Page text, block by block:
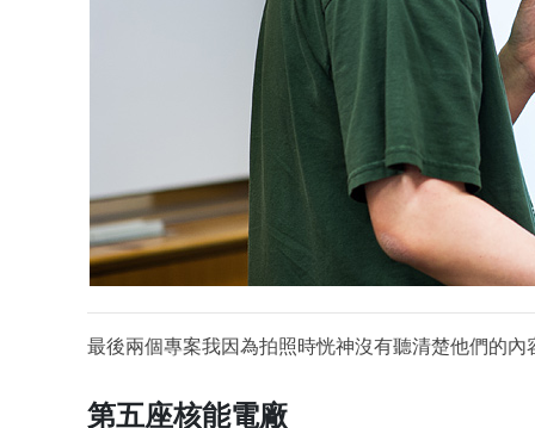
最後兩個專案我因為拍照時恍神沒有聽清楚他們的
第五座核能電廠